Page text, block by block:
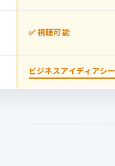
✅ 視聴可能
ビジネスアイディアシ